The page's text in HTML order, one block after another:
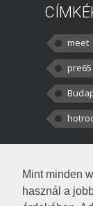
Mint minden
használ a
meet
pre65
darabbaal